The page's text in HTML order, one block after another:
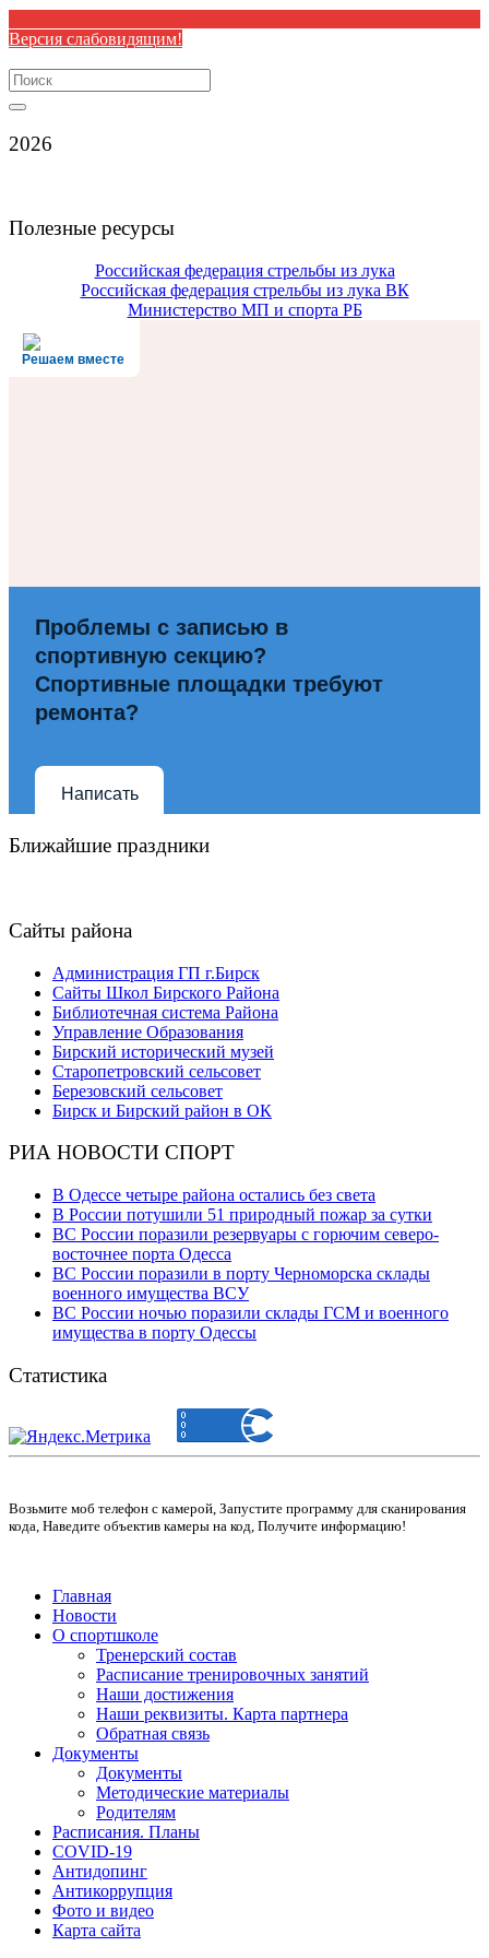
Версия слабовидящим!
Search
for:
2026
Полезные ресурсы
Российская федерация стрельбы из лука
Российская федерация стрельбы из лука ВК
Министерство МП и спорта РБ
Решаем вместе
Проблемы с записью в
спортивную секцию?
Спортивные площадки требуют
ремонта?
Написать
Ближайшие праздники
Сайты района
Администрация ГП г.Бирск
Сайты Школ Бирского Района
Библиотечная система Района
Управление Образования
Бирский исторический музей
Старопетровский сельсовет
Березовский сельсовет
Бирск и Бирский район в ОК
РИА НОВОСТИ СПОРТ
В Одессе четыре района остались без света
В России потушили 51 природный пожар за сутки
ВС России поразили резервуары с горючим северо-
восточнее порта Одесса
ВС России поразили в порту Черноморска склады
военного имущества ВСУ
ВС России ночью поразили склады ГСМ и военного
имущества в порту Одессы
Статистика
Возьмите моб телефон с камерой, Запустите программу для сканирования
кода, Наведите объектив камеры на код, Получите информацию!
Главная
Новости
О спортшколе
Тренерский состав
Расписание тренировочных занятий
Наши достижения
Наши реквизиты. Карта партнера
Обратная связь
Документы
Документы
Методические материалы
Родителям
Расписания. Планы
COVID-19
Антидопинг
Антикоррупция
Фото и видео
Карта сайта